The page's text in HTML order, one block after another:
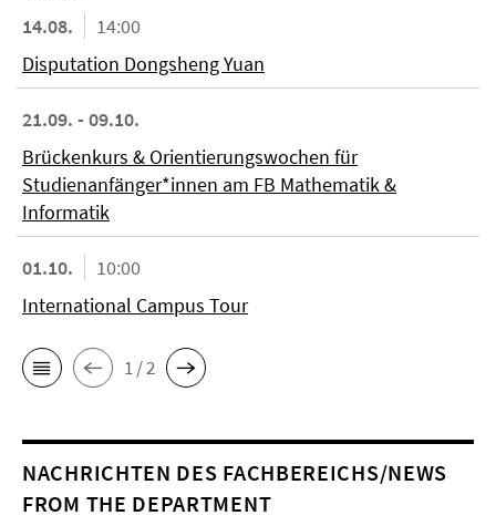
14.08.
14:00
Disputation Dongsheng Yuan
21.09. - 09.10.
Brückenkurs & Orientierungswochen für
Studienanfänger*innen am FB Mathematik &
Informatik
01.10.
10:00
International Campus Tour
1 / 2
NACHRICHTEN DES FACHBEREICHS/NEWS
FROM THE DEPARTMENT